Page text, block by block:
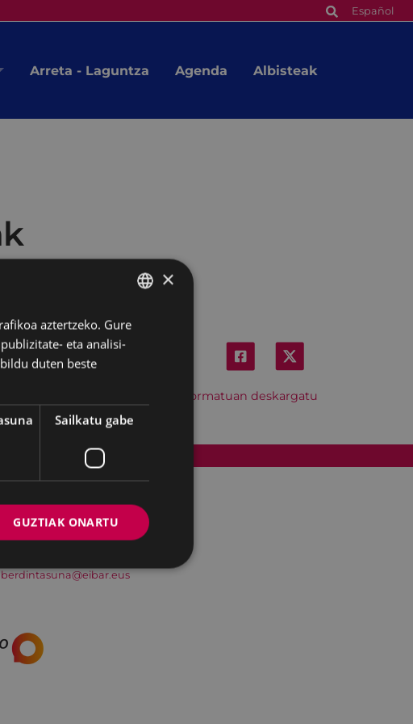
Español
Arreta - Laguntza Agenda Albisteak
Hitzordu hau iCal formatuan deskargatu
Cookien politika
berdintasuna@eibar.eus
BASQUE
SPANISH
×
aztertzeko. Gure
eta analisi-
duten beste
Sailkatu gabe
GUZTIAK ONARTU